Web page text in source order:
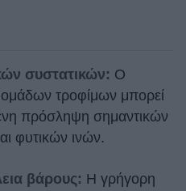
συστατικών: Ο
τροφίμων μπορεί
πρόσληψη σημαντικών
φυτικών ινών.
βάρους: Η γρήγορη